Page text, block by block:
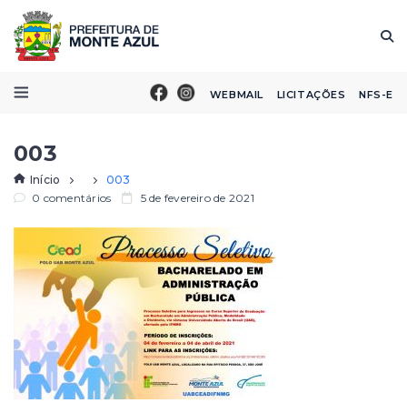
WEBMAIL LICITAÇÕES NFS-E
003
Início
003
0 comentários
5 de fevereiro de 2021